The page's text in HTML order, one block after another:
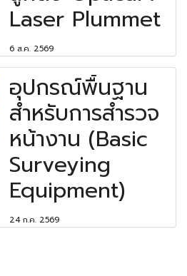
Laser Plummet
6 ส.ค. 2569
อุปกรณ์พื้นฐาน
สำหรับการสำรวจ
หน้างาน (Basic
Surveying
Equipment)
24 ก.ค. 2569